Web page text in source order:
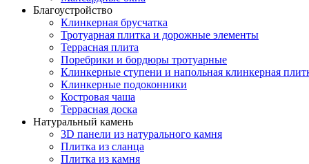
Благоустройство
Клинкерная брусчатка
Тротуарная плитка и дорожные элементы
Террасная плита
Поребрики и бордюры тротуарные
Клинкерные ступени и напольная клинкерная
Клинкерные подоконники
Костровая чаша
Террасная доска
Натуральный камень
3D панели из натурального камня
Плитка из сланца
Плитка из камня